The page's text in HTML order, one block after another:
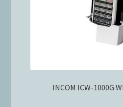
INCOM ICW-1000G